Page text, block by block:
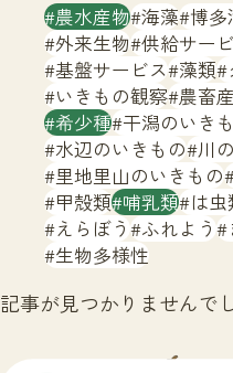
文字サイズ 小
生物多様性ふくおか
サイト
農水産物 海藻 博
外来生物 供給サー
基盤サービス 藻類
いきもの観察 農畜
希少種 干潟のいき
水辺のいきもの 川
里地里山のいきもの
甲殻類 哺乳類 は
えらぼう ふれよう
生物多様性
記事が見つかりませんでし